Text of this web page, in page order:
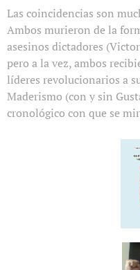
Las coincidencias son
Ambos murieron de la
asesinos dictadores
pero a la vez, ambos
líderes revolucionarios a
Maderismo (con y sin
cronológico con que se